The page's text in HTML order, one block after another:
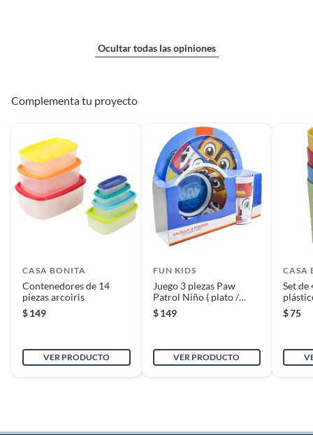
Ocultar todas las opiniones
Complementa tu proyecto
CASA BONITA
Contenedores de 14
piezas arcoiris
$149
VER PRODUCTO
FUN KIDS
Juego 3 piezas Paw
Patrol Niño ( plato /
tazón /vaso )
$ 149
VER PRODUCTO
CASA
Set de
$75